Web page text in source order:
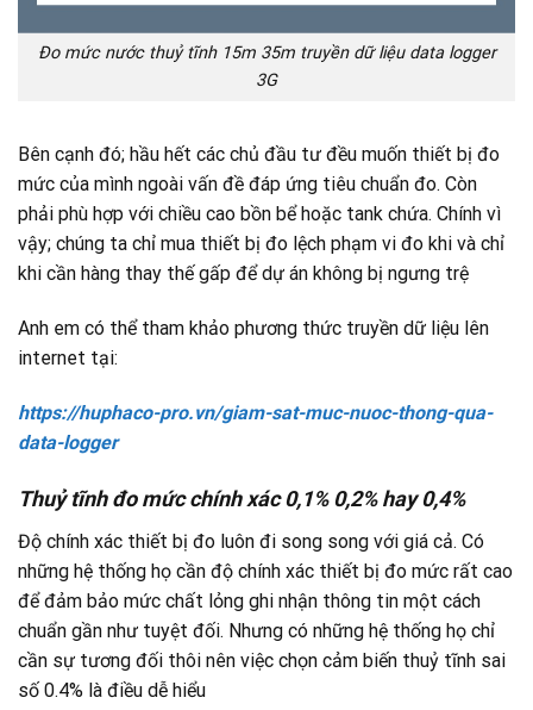
Đo mức nước thuỷ tĩnh 15m 35m truyền dữ liệu data logger
3G
Bên cạnh đó; hầu hết các chủ đầu tư đều muốn thiết bị đo
mức của mình ngoài vấn đề đáp ứng tiêu chuẩn đo. Còn
phải phù hợp với chiều cao bồn bể hoặc tank chứa. Chính vì
vậy; chúng ta chỉ mua thiết bị đo lệch phạm vi đo khi và chỉ
khi cần hàng thay thế gấp để dự án không bị ngưng trệ
Anh em có thể tham khảo phương thức truyền dữ liệu lên
internet tại:
https://huphaco-pro.vn/giam-sat-muc-nuoc-thong-qua-
data-logger
Thuỷ tĩnh đo mức chính xác 0,1% 0,2% hay 0,4%
Độ chính xác thiết bị đo luôn đi song song với giá cả. Có
những hệ thống họ cần độ chính xác thiết bị đo mức rất cao
để đảm bảo mức chất lỏng ghi nhận thông tin một cách
chuẩn gần như tuyệt đối. Nhưng có những hệ thống họ chỉ
cần sự tương đối thôi nên việc chọn cảm biến thuỷ tĩnh sai
số 0.4% là điều dễ hiểu